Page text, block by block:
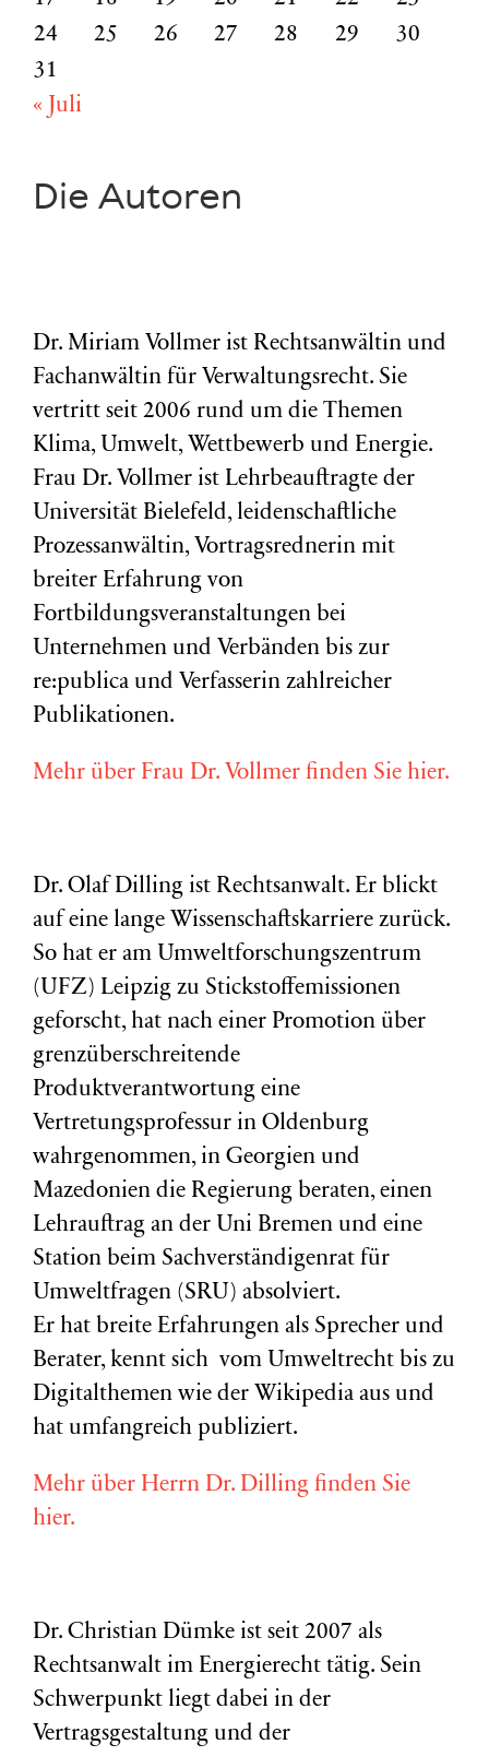
24
25 26 27 28 29
30
31
« Juli
Die Autoren
Dr. Miriam Vollmer ist Rechtsanwältin und
Fachanwältin für Verwaltungsrecht. Sie
vertritt seit 2006 rund um die Themen
Klima, Umwelt, Wettbewerb und Energie.
Frau Dr. Vollmer ist Lehrbeauftragte der
Universität Bielefeld, leidenschaftliche
Prozessanwältin, Vortragsrednerin mit
breiter Erfahrung von
Fortbildungsveranstaltungen bei
Unternehmen und Verbänden bis zur
re:publica und Verfasserin zahlreicher
Publikationen.
Mehr über Frau Dr. Vollmer finden Sie hier.
Dr. Olaf Dilling ist Rechtsanwalt. Er blickt
auf eine lange Wissenschaftskarriere zurück.
So hat er am Umweltforschungszentrum
(UFZ) Leipzig zu Stickstoffemissionen
geforscht, hat nach einer Promotion über
grenzüberschreitende
Produktverantwortung eine
Vertretungsprofessur in Oldenburg
wahrgenommen, in Georgien und
Mazedonien die Regierung beraten, einen
Lehrauftrag an der Uni Bremen und eine
Station beim Sachverständigenrat für
Umweltfragen (SRU) absolviert.
Er hat breite Erfahrungen als Sprecher und
Berater, kennt sich vom Umweltrecht bis zu
Digitalthemen wie der Wikipedia aus und
hat umfangreich publiziert.
Mehr über Herrn Dr. Dilling finden Sie
hier.
Dr. Christian Dümke ist seit 2007 als
Rechtsanwalt im Energierecht tätig. Sein
Schwerpunkt liegt dabei in der
Vertragsgestaltung und der